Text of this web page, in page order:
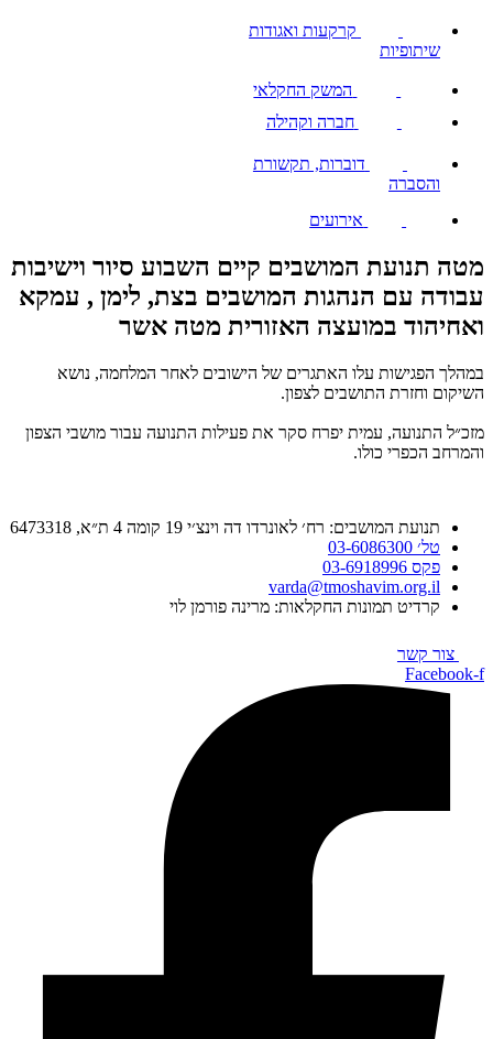
קרקעות ואגודות
שיתופיות
המשק החקלאי
חברה וקהילה
דוברות, תקשורת
והסברה
אירועים
מטה תנועת המושבים קיים השבוע סיור וישיבות
עבודה עם הנהגות המושבים בצת, לימן , עמקא
ואחיהוד במועצה האזורית מטה אשר
במהלך הפגישות עלו האתגרים של הישובים לאחר המלחמה, נושא
השיקום וחזרת התושבים לצפון.
מזכ״ל התנועה, עמית יפרח סקר את פעילות התנועה עבור מושבי הצפון
והמרחב הכפרי כולו.
תנועת המושבים: רח׳ לאונרדו דה וינצ׳י 19 קומה 4 ת״א, 6473318
טל׳ 03-6086300
פקס 03-6918996
varda@tmoshavim.org.il
קרדיט תמונות החקלאות: מרינה פורמן לוי
צור קשר
Facebook-f